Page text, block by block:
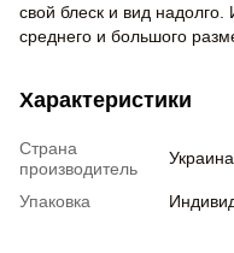
свой блеск и вид
среднего и большого
Характеристики
Страна
производитель
Украина
Упаковка